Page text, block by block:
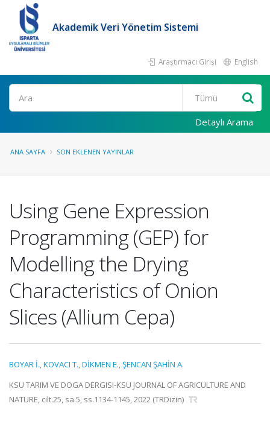
Akademik Veri Yönetim Sistemi
Araştırmacı Girişi English
Ara
Detaylı Arama
ANA SAYFA SON EKLENEN YAYINLAR
Using Gene Expression
Programming (GEP) for
Modelling the Drying
Characteristics of Onion
Slices (Allium Cepa)
BOYAR İ.,KOVACI T.,DİKMEN E.,ŞENCAN ŞAHİN A.
KSU TARIM VE DOGA DERGISI-KSU JOURNAL OF AGRICULTURE AND
NATURE, cilt.25, sa.5, ss.1134-1145, 2022 (TRDizin)